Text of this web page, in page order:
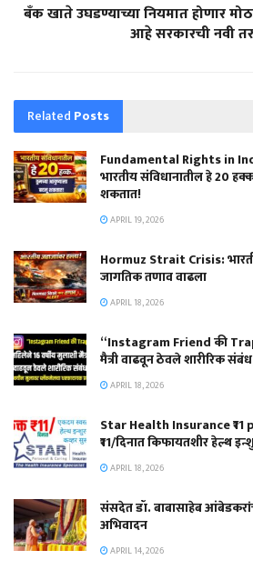
बँक खाते उघडण्याच्या नियमात होणार
आहे सरकारची नवी
Related Posts
Fundamental Rights in
भारतीय संविधानातील हे 20
शकतात!
APRIL 19, 2026
Hormuz Strait Crisis:
जागतिक तणाव वाढला
APRIL 18, 2026
“Instagram Friend की
मैत्री वाढवून ठेवले शारीरिक
APRIL 18, 2026
Star Health Insurance ₹11
₹11/दिनात किफायतशीर हेल्थ
APRIL 18, 2026
संसदेत डॉ. बाबासाहेब
अभिवादन
APRIL 14, 2026